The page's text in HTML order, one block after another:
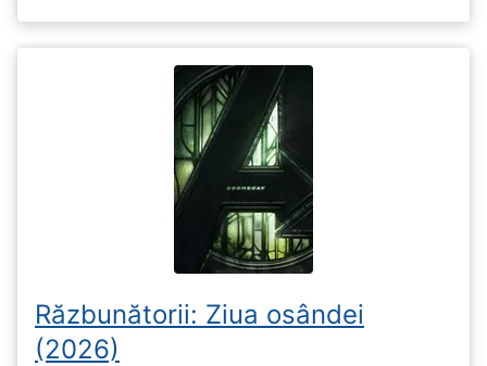
Răzbunătorii: Ziua osândei
(2026)